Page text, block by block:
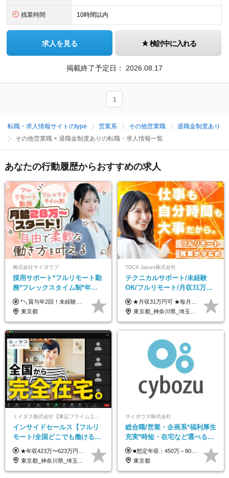
残業時間 10時間以内
求人を見る 検討中に入れる
掲載終了予定日： 2026.08.17
1
転職・求人情報サイトのtype 営業系 その他営業職
退職金制度あり
その他営業職 × 退職金制度ありの転職・求人情報一覧
あなたの行動履歴からおすすめの求人
株式会社サイヨウブ
採用サポート*フルリモート勤
務*フレックスタイム制*年休
120日*土日祝休み*残業ほぼな
し*育児中社員8割以上
*＼賞与年2回！未経験から月給28万円スタート／* ◆月給28万～40万円＋賞与年2回＋各種インセンティブ ※経験・スキルを考慮の上、決定します ※試用期間6ヶ月間あり（期間中は月給26万円～になります。その他待遇等に差異はありません） ※月給には月35時間分の固定残業代含む（月5万4800円/超過分別途支給） ※ほとんどのメンバーが残業ゼロです！フレックスタイム制のため、自分の生活に合わせて調整できます。 ＼希望性で土曜日出勤あり／ お客様より「土曜日に応募者の対応をしてほしい」という ご要望を受けた際に、応募者対応⇒求職者との メッセージのやり取りなど、対応が発生する場合があります。 ※土曜日に出勤いただく場合は ・2時間稼働：4500円 ・4時間稼働：9000円 の給与が発生。勤務時間が4時間超えることは原則ありません。 短期間で高い給与をGETできるチャンスです♪
東京都
TDCX Japan株式会社
テクニカルサポート/未経験
OK/フルリモート/月収31万円
可/月最大3万のインセンティ
ブ支給/平均年齢33歳
★月収31万円可 ★毎月「最大3万円」のインセンティブあり 月給266,228円～＋スキル手当（15,000円）＋インセンティブ（月最大3万円） ※月給例（月額最大額）：281,228 円＋残業代発生分 インセンティブを最大まで取得できた場合は、月額最大額：311,228円＋残業代発生分 となります ※経験・スキルなどを考慮し決定します ※残業代は1分単位で支給 ※試用期間3ヵ月あり（契約社員期間も給与・待遇に変更なし） ※インセンティブは効率性、顧客満足、勤怠状況等の結果により毎月金額が決定されます。 ＼”頑張り”はインセンティブで還元！／ 入社3ヶ月目から、目標数字やKPI、勤怠状況、お客様アンケートなどをもとに評価をスタート。 最短4ヶ月目にはインセンティブの支給も可能です！
東京都_神奈川県_埼玉県_千葉県_大阪府_愛知県_北海道_青森県_岩手県_宮城県_秋田県_山形県_福島県_茨城県_栃木県_群馬県_新潟県_山梨県_長野県_富山県_石川県_福井県_静岡県_岐阜県_三重県_兵庫県_京都府_滋賀県_奈良県_和歌山県_広島県_岡山県_鳥取県_島根県_山口県_徳島県_香川県_愛媛県_高知県_福岡県_熊本県_佐賀県_長崎県_大分県_宮崎県_鹿児島県_沖縄県
インサイドセールス【フルリ
モート/全国どこでも働ける】
未経験OK*土日祝休み*残業少
なめ*在宅勤務手当あり
★年収423万〜623万円のモデルあり（想定時間外手当10時間分含む） ★半年に一度ドカンと支給のボーナスあり（半年に1度最大150万円） 月給25万円〜＋各種手当＋インセンティブ ＊リモートワーク手当（4000円/月） ＊リモートワーク一時金（1万5000円） ＊残業手当全額支給 ※経験・スキルにより月給を決定します ※試用期間：2ヵ月あり。期間中の雇用形態・給与・待遇に変更はありません 《頑張りはインセンティブとして還元！》 当社は5段階の評価制度を導入。 半期に1回の評価で最高ランク（5点）を獲得したメンバーには、 150万円のインセンティブを支給！ これが半年に一度のインセンティブとして支給されるため、 成果を出した分だけまとまった収入を得られる仕組みです。 【固定残業代について】 なし（残業代は、実際の労働時間に応じて別途全額支給）
東京都_神奈川県_埼玉県_千葉県_大阪府_愛知県_北海道_青森県_岩手県_宮城県_秋田県_山形県_福島県_茨城県_栃木県_群馬県_新潟県_山梨県_長野県_富山県_石川県_福井県_静岡県_岐阜県_三重県_兵庫県_京都府_滋賀県_奈良県_和歌山県_広島県_岡山県_鳥取県_島根県_山口県_徳島県_香川県_愛媛県_高知県_福岡県_熊本県_佐賀県_長崎県_大分県_宮崎県_鹿児島県_沖縄県
サイボウズ株式会社
総合職/営業・企画系*福利厚生
充実*時短・在宅など選べる働
き方*賞与年2回
■想定年収：450万～800万円（基本給12ヶ月分＋賞与2ヶ月分） ※上記想定年収はフルタイムの働き方を想定しています。 それ以外の働き方（勤務日数、時短、固定残業時間数の変更など）の場合 上記想定年収の支給を確約するものではありません ※賞与は全社の業績に応じて変動の可能性があります ※ご経験・スキルを考慮のうえ、当社規定により優遇します （試用期間3ヶ月有/給与・待遇に差異なし） ■昇給年1回 ■賞与年2回（2月・8月）
東京都